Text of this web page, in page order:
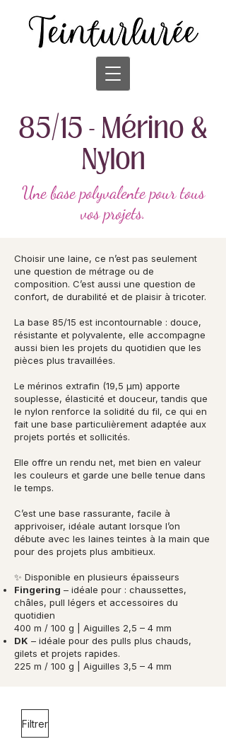
85/15 - Mérino &
Nylon
Une base polyvalente pour tous
vos projets.
Choisir une laine, ce n’est pas seulement
une question de métrage ou de
composition. C’est aussi une question de
confort, de durabilité et de plaisir à tricoter.
La base 85/15 est incontournable : douce,
résistante et polyvalente, elle accompagne
aussi bien les projets du quotidien que les
pièces plus travaillées.
Le mérinos extrafin (19,5 µm) apporte
souplesse, élasticité et douceur, tandis que
le nylon renforce la solidité du fil, ce qui en
fait une base particulièrement adaptée aux
projets portés et sollicités.
Elle offre un rendu net, met bien en valeur
les couleurs et garde une belle tenue dans
le temps.
C’est une base rassurante, facile à
apprivoiser, idéale autant lorsque l’on
débute avec les laines teintes à la main que
pour des projets plus ambitieux.
✨ Disponible en plusieurs épaisseurs
Fingering – idéale pour : chaussettes,
châles, pull légers et accessoires du
quotidien
400 m / 100 g | Aiguilles 2,5 – 4 mm
DK – idéale pour des pulls plus chauds,
gilets et projets rapides.
225 m / 100 g | Aiguilles 3,5 – 4 mm
Filtrer